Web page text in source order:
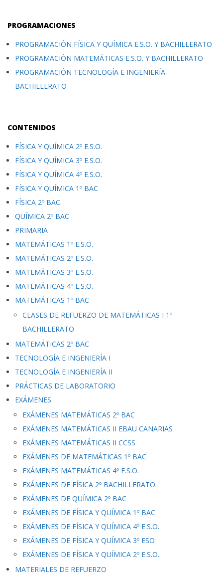
PROGRAMACIONES
PROGRAMACIÓN FÍSICA Y QUÍMICA E.S.O. Y BACHILLERATO
PROGRAMACIÓN MATEMÁTICAS E.S.O. Y BACHILLERATO
PROGRAMACIÓN TECNOLOGÍA E INGENIERÍA
BACHILLERATO
CONTENIDOS
FÍSICA Y QUÍMICA 2º E.S.O.
FÍSICA Y QUÍMICA 3º E.S.O.
FÍSICA Y QUÍMICA 4º E.S.O.
FÍSICA Y QUÍMICA 1º BAC
FÍSICA 2º BAC.
QUÍMICA 2º BAC
PRIMARIA
MATEMÁTICAS 1º E.S.O.
MATEMÁTICAS 2º E.S.O.
MATEMÁTICAS 3º E.S.O.
MATEMÁTICAS 4º E.S.O.
MATEMÁTICAS 1º BAC
CLASES DE REFUERZO DE MATEMÁTICAS I 1º
BACHILLERATO
MATEMÁTICAS 2º BAC
TECNOLOGÍA E INGENIERÍA I
TECNOLOGÍA E INGENIERÍA II
PRÁCTICAS DE LABORATORIO
EXÁMENES
EXÁMENES MATEMÁTICAS 2º BAC
EXÁMENES MATEMÁTICAS II EBAU CANARIAS
EXÁMENES MATEMÁTICAS II CCSS
EXÁMENES DE MATEMÁTICAS 1º BAC
EXÁMENES MATEMÁTICAS 4º E.S.O.
EXÁMENES DE FÍSICA 2º BACHILLERATO
EXÁMENES DE QUÍMICA 2º BAC
EXÁMENES DE FÍSICA Y QUÍMICA 1º BAC
EXÁMENES DE FÍSICA Y QUÍMICA 4º E.S.O.
EXÁMENES DE FÍSICA Y QUÍMICA 3º ESO
EXÁMENES DE FÍSICA Y QUÍMICA 2º E.S.O.
MATERIALES DE REFUERZO